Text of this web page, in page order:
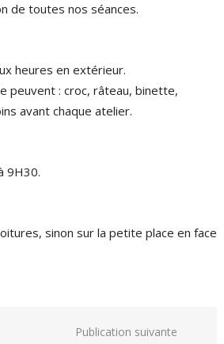
de toutes nos séances.
heures en extérieur.
peuvent : croc, râteau, binette,
avant chaque atelier.
9H30.
sinon sur la petite place en face
Publication suivante